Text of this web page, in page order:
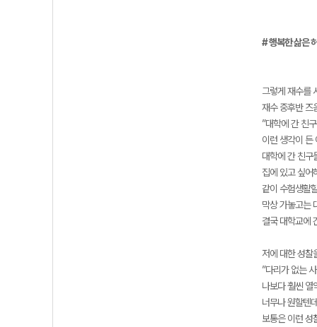
# 행복한 삶은
그렇게 재수를
재수 중후반 즈
”대학에 간 친
이런 생각이 든
대학에 간 친구
집에 있고 싶어
같이 수험생활
막상 가놓고는
결국 대학교에
저에 대한 성찰
”다리가 없는
나보다 훨씬 열
너무나 원할텐
보통은 이런 성